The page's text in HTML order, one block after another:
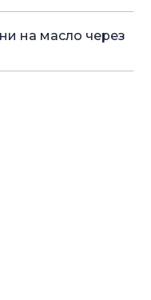
на масло через